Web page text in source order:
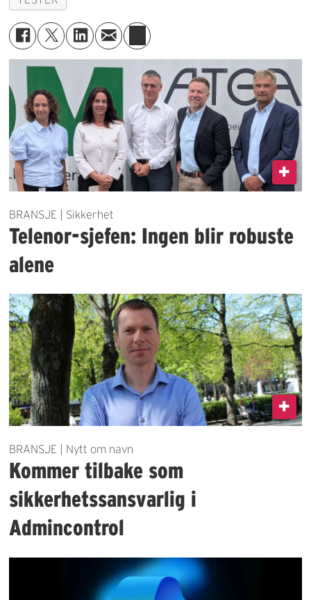
BRANSJE | Sikkerhet
Telenor-sjefen: Ingen blir robuste
alene
BRANSJE | Nytt om navn
Kommer tilbake som
sikkerhetssansvarlig i
Admincontrol